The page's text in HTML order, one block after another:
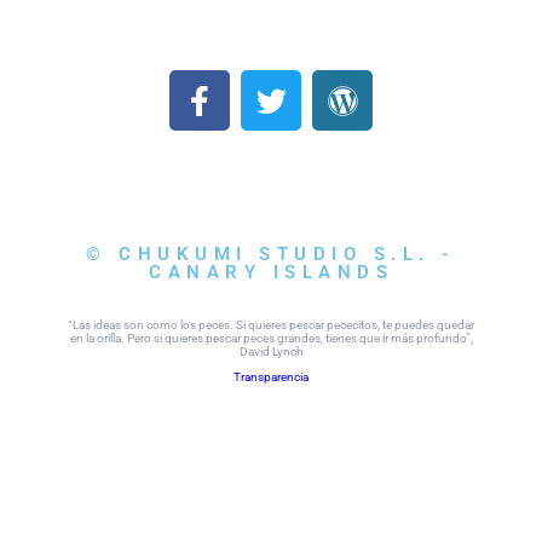
© CHUKUMI STUDIO S.L. -
CANARY ISLANDS
“Las ideas son como los peces. Si quieres pescar pececitos, te puedes quedar
en la orilla. Pero si quieres pescar peces grandes, tienes que ir más profundo”,
David Lynch
Transparencia